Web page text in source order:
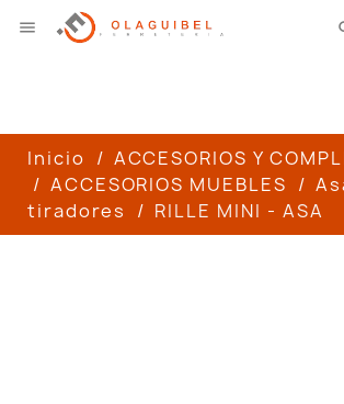

Inicio
ACCESORIOS Y
ACCESORIOS MUEBLES
tiradores
RILLE MINI - ASA